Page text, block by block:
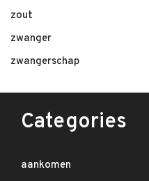
zout
zwanger
zwangerschap
Categories
aankomen